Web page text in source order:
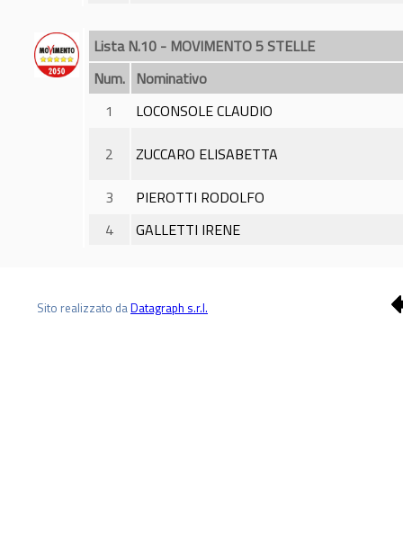
Lista N.10 - MOVIMENTO 5 STELLE
Num. Nominativo
1
LOCONSOLE CLAUDIO
2
ZUCCARO ELISABETTA
3
PIEROTTI RODOLFO
4
GALLETTI IRENE
Sito realizzato daDatagraph s.r.l.